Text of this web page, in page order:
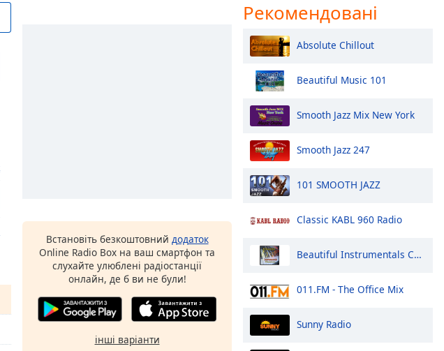
Встановіть безкоштовний додаток
Online Radio Box на ваш смартфон та
слухайте улюблені радіостанції
онлайн, де б ви не були!
інші варіанти
Рекомендовані
Absolute Chillout
Beautiful Music 101
Smooth Jazz Mix New York
Smooth Jazz 247
101 SMOOTH JAZZ
Classic KABL 960 Radio
Beautiful Instrumentals Channel
011.FM - The Office Mix
Sunny Radio